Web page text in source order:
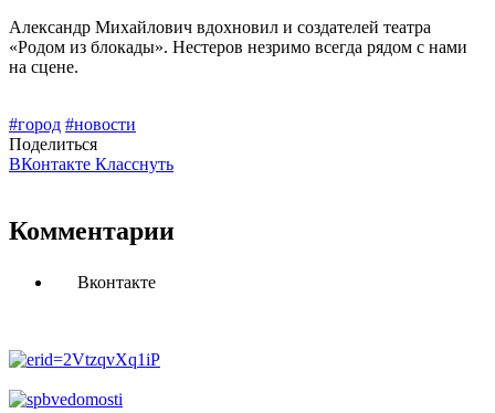
Александр Михайлович вдохновил и создателей театра
«Родом из блокады». Нестеров незримо всегда рядом с нами
на сцене.
#город #новости
Поделиться
ВКонтакте Класснуть
Комментарии
Вконтакте